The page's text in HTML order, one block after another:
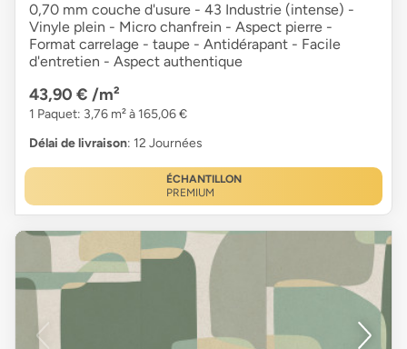
0,70 mm couche d'usure - 43 Industrie (intense) -
Vinyle plein - Micro chanfrein - Aspect pierre -
Format carrelage - taupe - Antidérapant - Facile
d'entretien - Aspect authentique
43,90 € /m²
1 Paquet: 3,76 m² à 165,06 €
Délai de livraison: 12 Journées
ÉCHANTILLON
PREMIUM